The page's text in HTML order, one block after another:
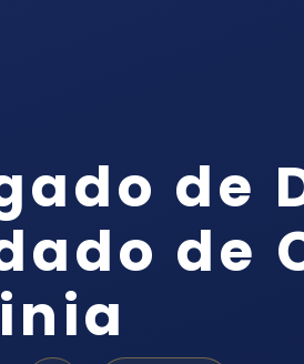
de
de